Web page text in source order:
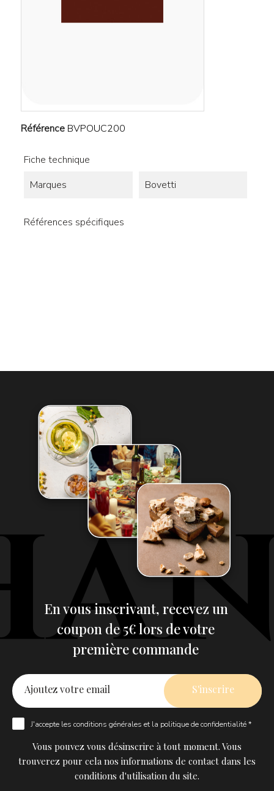
Référence BVPOUC200
Fiche technique
Marques
Bovetti
Références spécifiques
En vous inscrivant, recevez un
coupon de 5€ lors de votre
première commande
J'accepte les conditions générales et la politique de confidentialité *
Vous pouvez vous désinscrire à tout moment. Vous
trouverez pour cela nos informations de contact dans les
conditions d'utilisation du site.